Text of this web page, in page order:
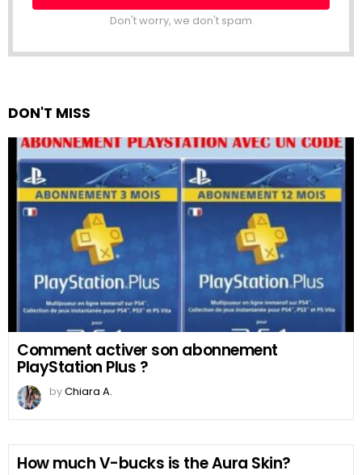
Don't worry, we don't spam
DON'T MISS
Comment activer son abonnement
PlayStation Plus ?
byChiara A.
How much V-bucks is the Aura Skin?